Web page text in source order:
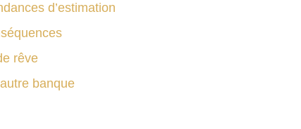
d’estimation
rêve
banque